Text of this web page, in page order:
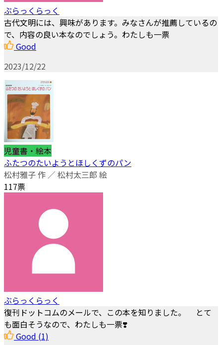
ぶらっくらっく
古代文明には、興味があります。みなさんが推薦しているの
で、内容の良い本なのでしょう。わたしも一票
Good
2023/12/22
児童書・絵本
ふたつのたいようとほしくずのパン
松村雅子 作 ／ 松村太三郎 絵
117票
ぶらっくらっく
復刊ドットコムのメールで、この本を知りました。 とて
も面白そうなので、わたしも一票❣️
Good (1)